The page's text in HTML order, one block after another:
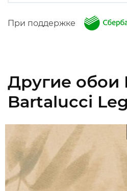
При поддержке
Другие обои
Bartalucci